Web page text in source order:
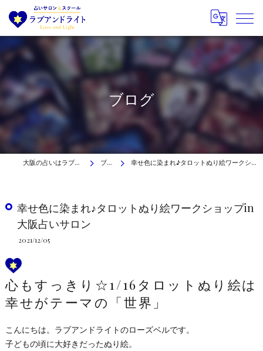
ブログ
大阪の占いはラブアンドライト ブログ 幸せ色に染まれ♪タロットぬり絵ワークショップin大阪占いサロン
幸せ色に染まれ♪タロットぬり絵ワークショップin
大阪占いサロン
2021/12/05
心もすっきり☆1/16タロットぬり絵は
幸せがテーマの「世界」
こんにちは。ラブアンドライトのローズベルです。
子どもの頃に大好きだったぬり絵。